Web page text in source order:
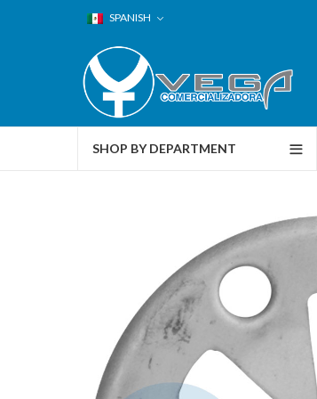
SPANISH
SHOP BY DEPARTMENT